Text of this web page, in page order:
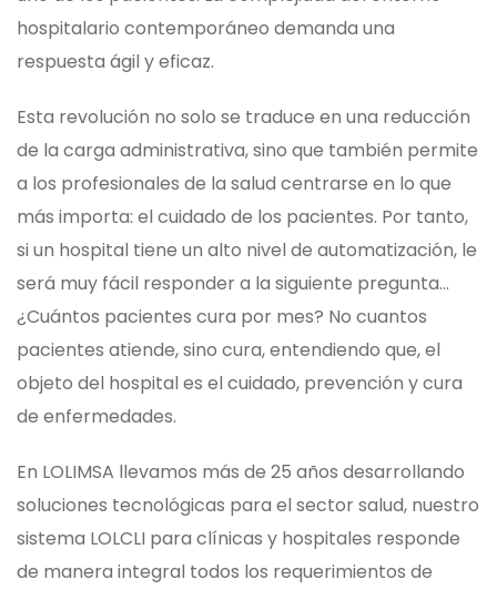
hospitalario contemporáneo demanda una
respuesta ágil y eficaz.
Esta revolución no solo se traduce en una reducción
de la carga administrativa, sino que también permite
a los profesionales de la salud centrarse en lo que
más importa: el cuidado de los pacientes. Por tanto,
si un hospital tiene un alto nivel de automatización, le
será muy fácil responder a la siguiente pregunta…
¿Cuántos pacientes cura por mes? No cuantos
pacientes atiende, sino cura, entendiendo que, el
objeto del hospital es el cuidado, prevención y cura
de enfermedades.
En LOLIMSA llevamos más de 25 años desarrollando
soluciones tecnológicas para el sector salud, nuestro
sistema LOLCLI para clínicas y hospitales responde
de manera integral todos los requerimientos de